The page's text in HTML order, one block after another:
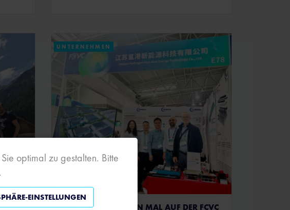
UNTERNEHMEN
SMART ZUM ERSTEN MAL AUF DER FCVC
optimal zu gestalten. Bitte
EINSTELLUNGEN